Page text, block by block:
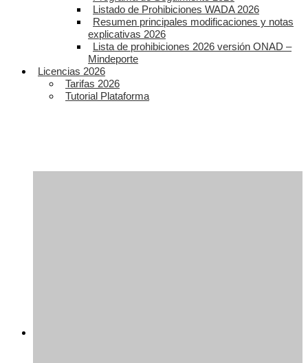
Listado de Prohibiciones WADA 2026
Resumen principales modificaciones y notas
explicativas 2026
Lista de prohibiciones 2026 versión ONAD –
Mindeporte
Licencias 2026
Tarifas 2026
Tutorial Plataforma